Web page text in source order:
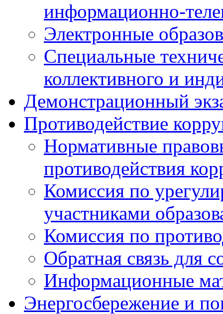
информационно-
Электронные
Специальные
коллективного и
Демонстрационный
Противодействие
Нормативные
противодействия
Комиссия по
участниками
Комиссия по
Обратная связь для
Информационные
Энергосбережение и